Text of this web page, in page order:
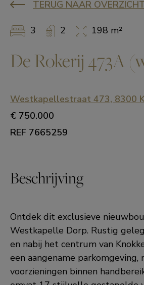
TERUG NAAR
3 2 198 m²
De Rokerij 473A
Westkapellestraat 473, 8300
€ 750.000
REF 7665259
Beschrijving
Ontdek dit exclusieve
Westkapelle Dorp. Rustig
en nabij het centrum van
een aangename parkomgeving,
voorzieningen binnen